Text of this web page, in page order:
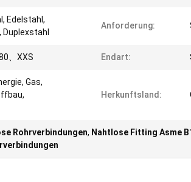
Edelstahl,
Anforderung:
、XXS Endart:
Gas,
Herkunftsland:
Rohrverbindungen, Nahtlose Fitting Asme